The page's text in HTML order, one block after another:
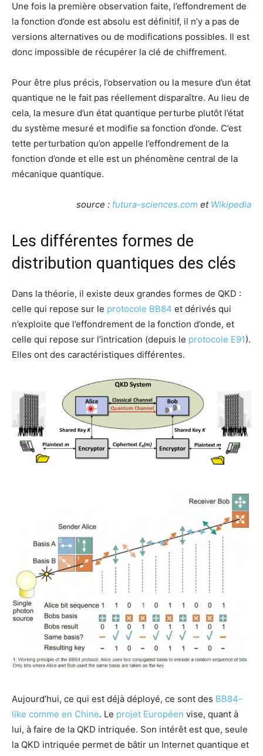
Une fois la première observation faite, l’effondrement de
la fonction d’onde est absolu est définitif, il n’y a pas de
versions alternatives ou de modifications possibles. Il est
donc impossible de récupérer la clé de chiffrement.
Pour être plus précis, l’observation ou la mesure d’un état
quantique ne le fait pas réellement disparaître. Au lieu de
cela, la mesure d’un état quantique perturbe plutôt l’état
du système mesuré et modifie sa fonction d’onde. C’est
tette perturbation qu’on appelle l’effondrement de la
fonction d’onde et elle est un phénomène central de la
mécanique quantique.
source : futura-sciences.com et Wikipedia
Les différentes formes de
distribution quantiques des clés
Dans la théorie, il existe deux grandes formes de QKD :
celle qui repose sur le protocole BB84 et dérivés qui
n’exploite que l’effondrement de la fonction d’onde, et
celle qui repose sur l’intrication (depuis le protocole E91).
Elles ont des caractéristiques différentes.
Aujourd’hui, ce qui est déjà déployé, ce sont des BB84-
like comme en Chine. Le projet Européen vise, quant à
lui, à faire de la QKD intriquée. Son intérêt est que, seule
la QKD intriquée permet de bâtir un Internet quantique et